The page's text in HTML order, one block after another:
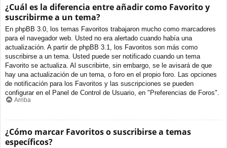
¿Cuál es la diferencia entre añadir como Favorito y
suscribirme a un tema?
En phpBB 3.0, los temas Favoritos trabajaron mucho como marcadores
para el navegador web. Usted no era alertado cuando había una
actualización. A partir de phpBB 3.1, los Favoritos son más como
suscribirse a un tema. Usted puede ser notificado cuando un tema
Favorito se actualiza. Al suscribirte, sin embargo, se le avisará de que
hay una actualización de un tema, o foro en el propio foro. Las opciones
de notificación para los Favoritos y las suscripciones se pueden
configurar en el Panel de Control de Usuario, en "Preferencias de Foros".
Arriba
¿Cómo marcar Favoritos o suscribirse a temas
específicos?